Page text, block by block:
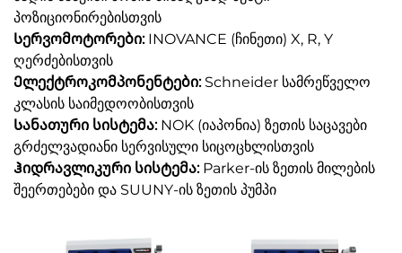
პოზიციონირებისთვის
Სერვომოტორები: INOVANCE (ჩინეთი) X, R, Y
ღერძებისთვის
Ელექტროკომპონენტები: Schneider სამრეწველო
კლასის საიმედოობისთვის
Სანათური სისტემა: NOK (იაპონია) ზეთის საცავები
გრძელვადიანი სერვისული სიცოცხლისთვის
Ჰიდრავლიკური სისტემა: Parker-ის ზეთის მილების
შეერთებები და SUUNY-ის ზეთის პუმპი